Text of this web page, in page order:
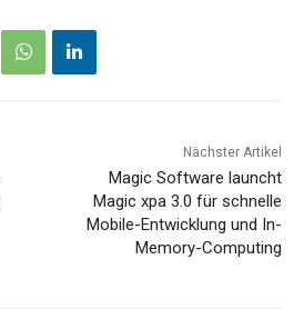
Nächster Artikel
Magic Software launcht
Magic xpa 3.0 für schnelle
Mobile-Entwicklung und In-
Memory-Computing